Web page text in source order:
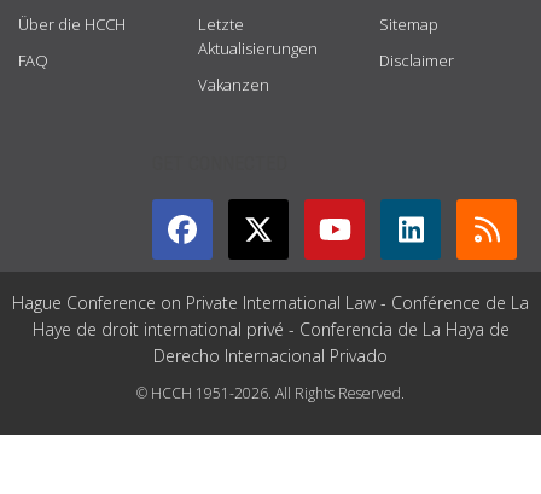
Über die HCCH
FAQ
Letzte
Aktualisierungen
Vakanzen
Sitemap
Disclaimer
Hague Conference on Private International Law - Conférence de La
Haye de droit international privé - Conferencia de La Haya de
Derecho Internacional Privado
© HCCH 1951-2026. All Rights Reserved.